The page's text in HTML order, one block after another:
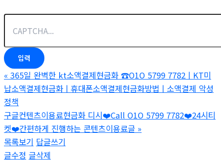
« 365일 완벽한 kt소액결제현금화 ☎O1O 5799 7782ㅣKT미
납소액결제현금화ㅣ휴대폰소액결제현금화방법ㅣ소액결제 악성
정책
구글컨텐츠이용료현금화 디시❤️Call O1O 5799 7782❤️24시티
켓❤️간편하게 진행하는 콘텐츠이용료글 »
목록보기 답글쓰기
글수정 글삭제